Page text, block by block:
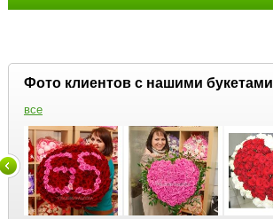
Фото клиентов с нашими букетами
все